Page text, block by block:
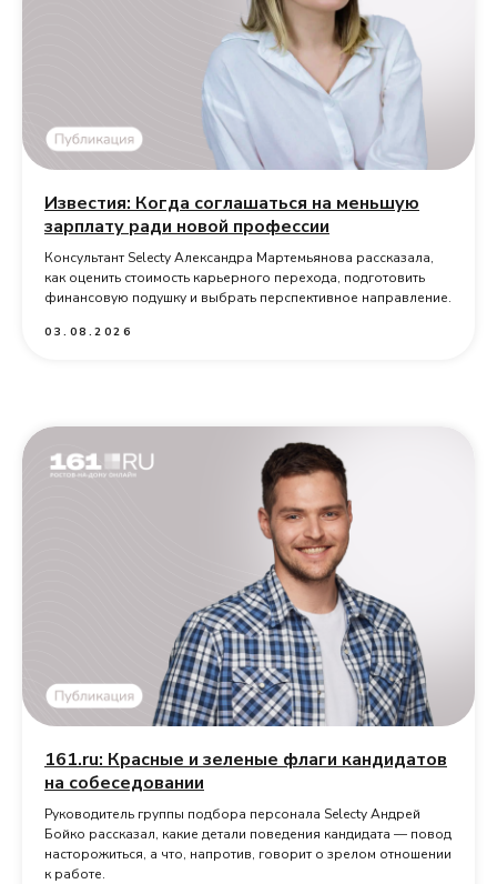
Известия: Когда соглашаться на меньшую
зарплату ради новой профессии
Консультант Selecty Александра Мартемьянова рассказала,
как оценить стоимость карьерного перехода, подготовить
финансовую подушку и выбрать перспективное направление.
03.08.2026
161.ru: Красные и зеленые флаги кандидатов
на собеседовании
Руководитель группы подбора персонала Selecty Андрей
Бойко рассказал, какие детали поведения кандидата — повод
насторожиться, а что, напротив, говорит о зрелом отношении
к работе.